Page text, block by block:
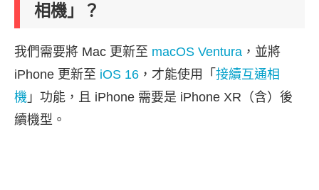
相機」？
我們需要將 Mac 更新至 macOS Ventura ，並將
iPhone 更新至 iOS 16 ，才能使用「 接續互通相
機 」功能，且 iPhone 需要是 iPhone XR（含）後
續機型。